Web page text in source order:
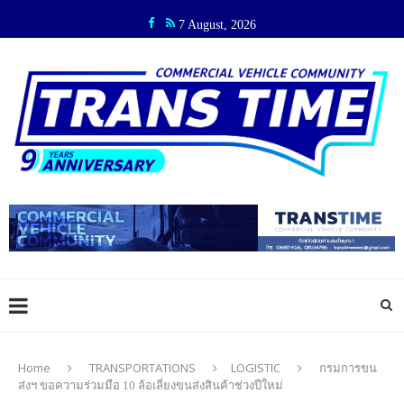
7 August, 2026
Home TRANSPORTATIONS LOGISTIC
กรมการขน
ส่งฯ ขอความร่วมมือ 10 ล้อเลี่ยงขนส่งสินค้าช่วงปีใหม่